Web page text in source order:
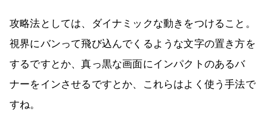
攻略法としては、ダイナミックな動きをつけること。
視界にバンって飛び込んでくるような文字の置き方を
するですとか、真っ黒な画面にインパクトのあるバ
ナーをインさせるですとか、これらはよく使う手法で
すね。